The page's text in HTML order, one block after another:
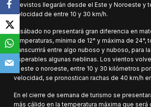
previstos llegarán desde el Este y Noroeste y
velocidad de entre 10 y 30 km/h.
El sábado no presentará gran diferencia en
temperaturas, mínima de 12° y máxima de 24°,
transcurrirá entre algo nuboso y nuboso, para
esperables algunas neblinas. Los vientos
el este o noroeste, entre 10 y 30 kilómetros
velocidad, se pronostican rachas de 40 km/h
En el cierre de semana de turismo se
más cálido en la temperatura máxima que será